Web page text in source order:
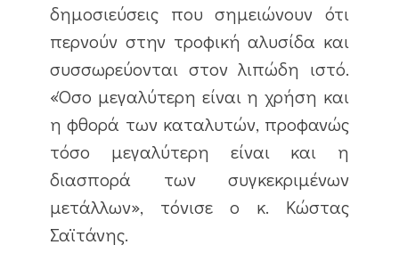
δημοσιεύσεις που σημειώνουν ότι
περνούν στην τροφική αλυσίδα και
συσσωρεύονται στον λιπώδη ιστό.
«Όσο μεγαλύτερη είναι η χρήση και
η φθορά των καταλυτών, προφανώς
τόσο μεγαλύτερη είναι και η
διασπορά των συγκεκριμένων
μετάλλων», τόνισε ο κ. Κώστας
Σαϊτάνης.